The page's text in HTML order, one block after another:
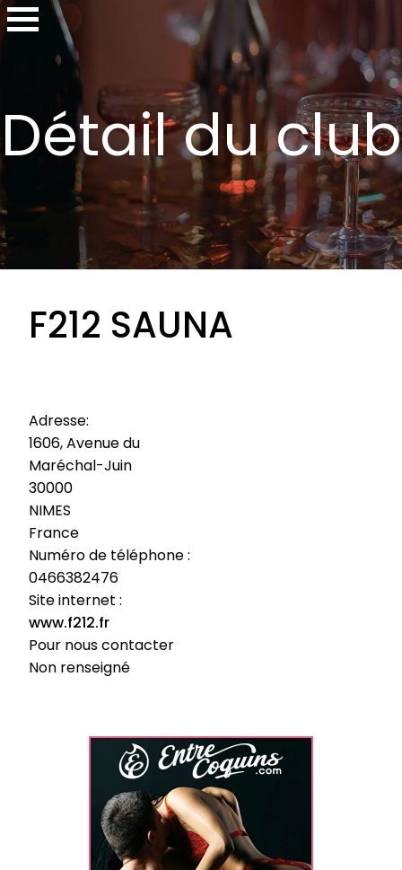
Détail du club
F212 SAUNA
Adresse:
1606, Avenue du
Maréchal-Juin
30000
NIMES
France
Numéro de téléphone :
0466382476
Site internet :
www.f212.fr
Pour nous contacter
Non renseigné